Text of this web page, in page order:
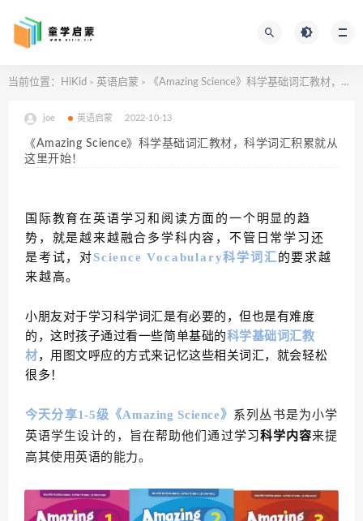
当前位置： HiKid > 英语启蒙 > 《Amazing Science》科学基础词汇教材，科学词汇积累就从这里开始！
joe 英语启蒙 2022-10-13
《Amazing Science》科学基础词汇教材，科学词汇积累就从
这里开始！
国际教育在英语学习和阅读方面的一个明显的趋
势，就是越来越融合多学科内容，不管日常学习还
是考试，对Science Vocabulary科学词汇 的要求越
来越高。
小朋友对于学习科学词汇是有必要的，但也是有难度
的，这时孩子通过看一些简单基础的科学基础词汇教
材，用图文呼应的方式来记忆这些相关词汇，就会轻松
很多！
今天分享1-5级《Amazing Science》 系列丛书是为小学
英语学生设计的，旨在帮助他们通过学习科学内容来提
高其使用英语的能力。